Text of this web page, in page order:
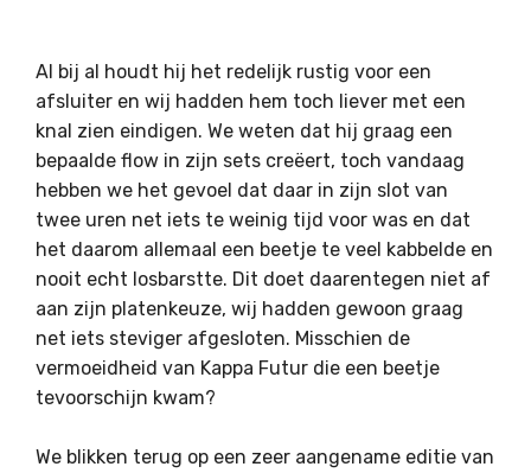
Al bij al houdt hij het redelijk rustig voor een
afsluiter en wij hadden hem toch liever met een
knal zien eindigen. We weten dat hij graag een
bepaalde flow in zijn sets creëert, toch vandaag
hebben we het gevoel dat daar in zijn slot van
twee uren net iets te weinig tijd voor was en dat
het daarom allemaal een beetje te veel kabbelde en
nooit echt losbarstte. Dit doet daarentegen niet af
aan zijn platenkeuze, wij hadden gewoon graag
net iets steviger afgesloten. Misschien de
vermoeidheid van Kappa Futur die een beetje
tevoorschijn kwam?
We blikken terug op een zeer aangename editie van